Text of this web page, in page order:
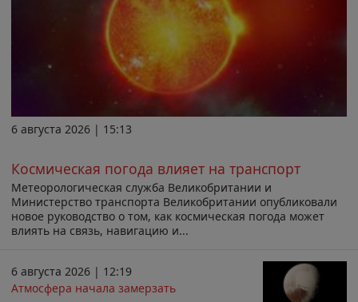
6 августа 2026 | 15:13
Космическая погода влияет на транспорт
Метеорологическая служба Великобритании и
Министерство транспорта Великобритании опубликовали
новое руководство о том, как космическая погода может
влиять на связь, навигацию и...
6 августа 2026 | 12:19
Атмосфера начала замерзать